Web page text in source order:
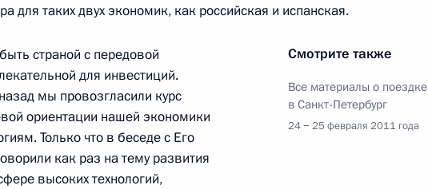
и руководителей международных
21:40
с Королём Испании Хуаном Карлосом I
для таких двух экономик, как российская и испанская.
Смотрите также
Все материалы о поездке
в Санкт-Петербург
24 − 25 февраля 2011 года
страной с передовой
для инвестиций.
мы провозгласили курс
ориентации нашей экономики
Только что в беседе с Его
как раз на тему развития
высоких технологий,